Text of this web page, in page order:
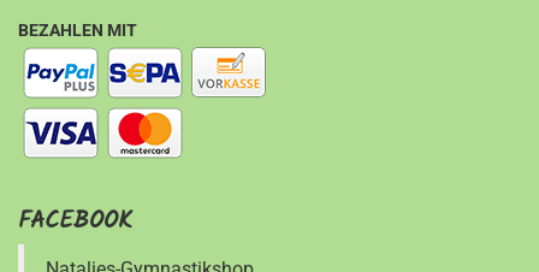
BEZAHLEN MIT
FACEBOOK